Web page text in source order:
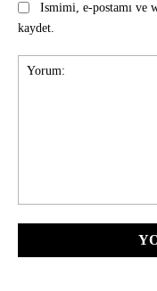
Ismimi, e-postamı ve
kaydet.